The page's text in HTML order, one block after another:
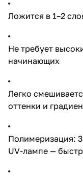
Ложится в 1–2
Не требует
начинающих
Легко
оттенки и
Полимеризация:
UV-лампе —